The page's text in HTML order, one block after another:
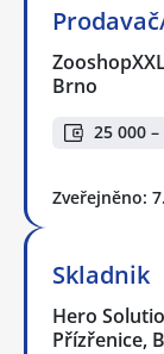
Brno
25 000
Zveřejněno:
Skladnik
Hero
Přízřenice,